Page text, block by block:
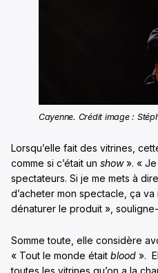
Cayenne. Crédit image :
Lorsqu’elle fait des vitrines,
comme si c’était un show». « Je
spectateurs. Si je me mets à
d’acheter mon spectacle, ça
dénaturer le produit »,
Somme toute, elle considère
« Tout le monde était blood ».
toutes les vitrines qu’on a la